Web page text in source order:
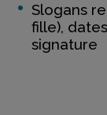
Slogans
fille),
signature